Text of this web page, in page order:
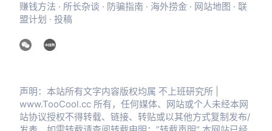
赚钱方法 · 所长杂谈 · 防骗指南 · 海外捞金 · 网站地图 · 联
盟计划 · 投稿
声明：本站所有文字内容版权均属 不上班研究所 |
www.TooCool.cc 所有，任何媒体、网站或个人未经本网
站协议授权不得转载、链接、转贴或以其他方式复制发布/